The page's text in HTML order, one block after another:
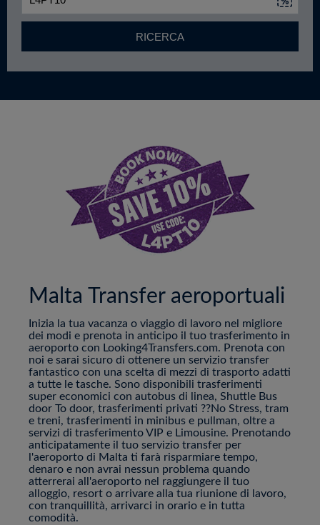
RICERCA
Malta Transfer aeroportuali
Inizia la tua vacanza o viaggio di lavoro nel migliore
dei modi e prenota in anticipo il tuo trasferimento in
aeroporto con Looking4Transfers.com. Prenota con
noi e sarai sicuro di ottenere un servizio transfer
fantastico con una scelta di mezzi di trasporto adatti
a tutte le tasche. Sono disponibili trasferimenti
super economici con autobus di linea, Shuttle Bus
door To door, trasferimenti privati ??No Stress, tram
e treni, trasferimenti in minibus e pullman, oltre a
servizi di trasferimento VIP e Limousine. Prenotando
anticipatamente il tuo servizio transfer per
l'aeroporto di Malta ti farà risparmiare tempo,
denaro e non avrai nessun problema quando
atterrerai all'aeroporto nel raggiungere il tuo
alloggio, resort o arrivare alla tua riunione di lavoro,
con tranquillità, arrivarci in orario e in tutta
comodità.